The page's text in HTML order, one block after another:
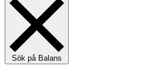
Sök på Balans